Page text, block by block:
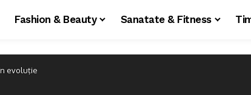
Fashion & Beauty Sanatate & Fitness
evoluție